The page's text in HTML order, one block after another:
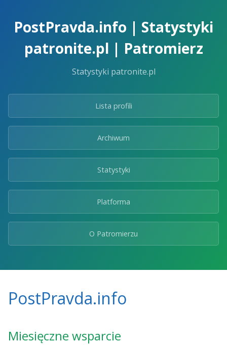
PostPravda.info | Statystyki
patronite.pl | Patromierz
Statystyki patronite.pl
Lista profili
Archiwum
Statystyki
Platforma
O Patromierzu
PostPravda.info
Miesięczne wsparcie